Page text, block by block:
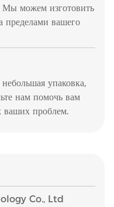
Мы можем изготовить
пределами вашего
упаковка,
нам помочь вам
ваших проблем.
Co., Ltd